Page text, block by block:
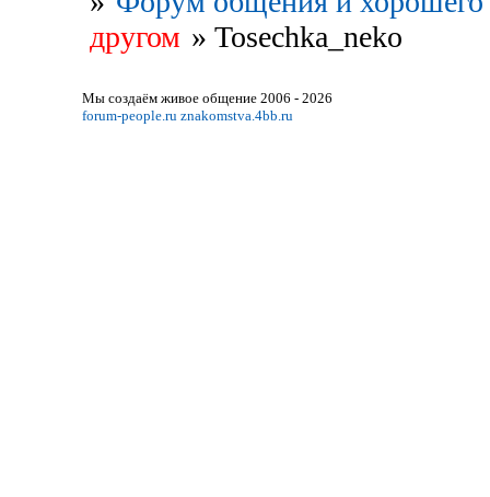
другом » Tosechka_neko
Мы создаём живое общение 2006 - 2026
forum-people.ru znakomstva.4bb.ru